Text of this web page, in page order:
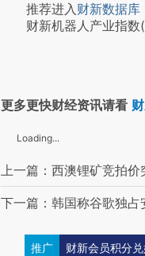
推荐进入财新数据库
财新机器人产业指数
更多更快财经资讯请看
Loading...
上一篇：西澳锂矿竞拍
下一篇：韩国称谷歌独
推广 财新会员积分